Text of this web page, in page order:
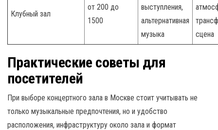
Клубный зал
от 200 до
1500
выступления,
альтернативная
музыка
сцена
Практические советы для
посетителей
При выборе концертного зала в Москве стоит учитывать не
только музыкальные предпочтения, но и удобство
расположения, инфраструктуру около зала и формат